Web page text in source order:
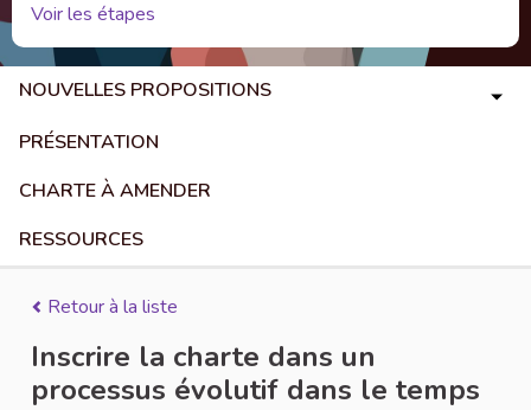
Voir les étapes
NOUVELLES PROPOSITIONS
PRÉSENTATION
CHARTE À AMENDER
RESSOURCES
Retour à la liste
Inscrire la charte dans un
processus évolutif dans le temps